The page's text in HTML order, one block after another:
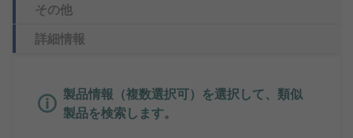
その他
詳細情報
製品情報（複数選択可）を選択して、類似
製品を検索します。